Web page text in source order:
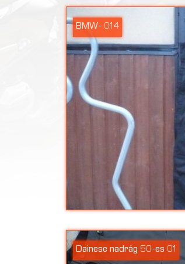
BMW- 014
Dainese nadrág 50-es 01